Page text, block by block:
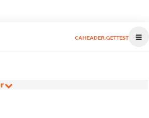
CAHEADER.GETTEST